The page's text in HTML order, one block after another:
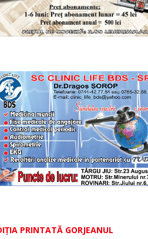
PRINTATĂ GORJEANUL